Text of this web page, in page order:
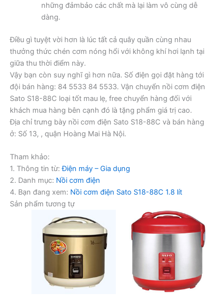
những đảmbảo các chất mà lại làm vô cùng dễ
dàng.
Điều gì tuyệt vời hơn là lúc tất cả quây quần cùng nhau
thưởng thức chén cơm nóng hổi với không khí hơi lạnh tại
giữa thu thời điểm này.
Vậy bạn còn suy nghĩ gì hơn nữa. Số điện gọi đặt hàng tới
đội bán hàng: 84 5533 84 5533. Vận chuyển nồi cơm điện
Sato S18-88C loại tốt mau lẹ, free chuyển hàng đối với
khách mua hàng bên cạnh đó là tặng phẩm giá trị cao.
Địa chỉ trưng bày nồi cơm điện Sato S18-88C và bán hàng
ở: Số 13, , quận Hoàng Mai Hà Nội.
Tham khảo:
1. Thông tin từ:Điện máy – Gia dụng
2. Danh mục: Nồi cơm điện
4. Bạn đang xem: Nồi cơm điện Sato S18-88C 1.8 lít
Sản phẩm tương tự